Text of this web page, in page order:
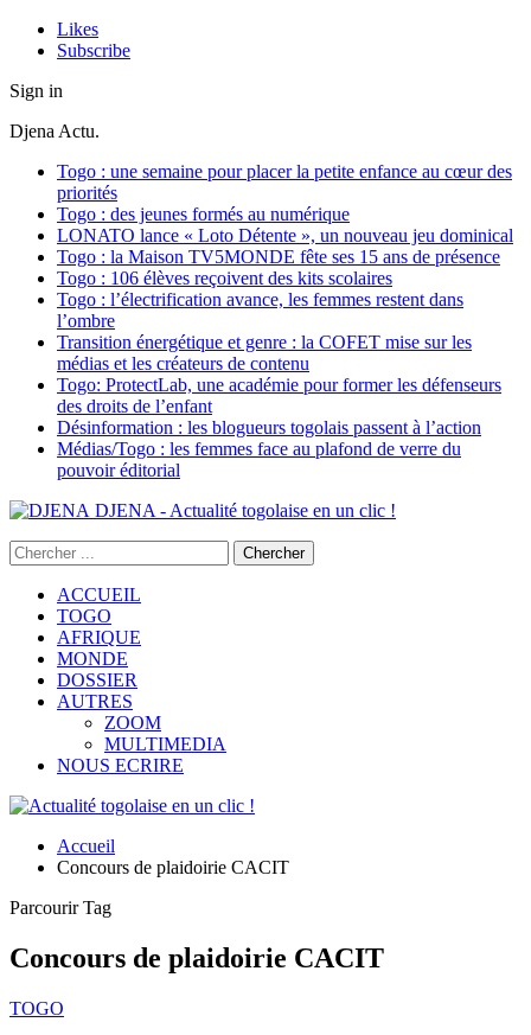
Likes
Subscribe
Sign in
Djena Actu.
Togo : une semaine pour placer la petite enfance au cœur des
priorités
Togo : des jeunes formés au numérique
LONATO lance « Loto Détente », un nouveau jeu dominical
Togo : la Maison TV5MONDE fête ses 15 ans de présence
Togo : 106 élèves reçoivent des kits scolaires
Togo : l’électrification avance, les femmes restent dans
l’ombre
Transition énergétique et genre : la COFET mise sur les
médias et les créateurs de contenu
Togo: ProtectLab, une académie pour former les défenseurs
des droits de l’enfant
Désinformation : les blogueurs togolais passent à l’action
Médias/Togo : les femmes face au plafond de verre du
pouvoir éditorial
DJENA - Actualité togolaise en un clic !
ACCUEIL
TOGO
AFRIQUE
MONDE
DOSSIER
AUTRES
ZOOM
MULTIMEDIA
NOUS ECRIRE
Accueil
Concours de plaidoirie CACIT
Parcourir Tag
Concours de plaidoirie CACIT
TOGO